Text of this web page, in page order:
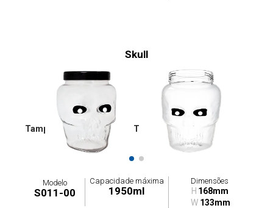
Skull
Modelo
S011-00
Capacidade máxima
1950ml
Dimensões
H 168mm
W 133mm
Tampas: G010-0T / G011-0T